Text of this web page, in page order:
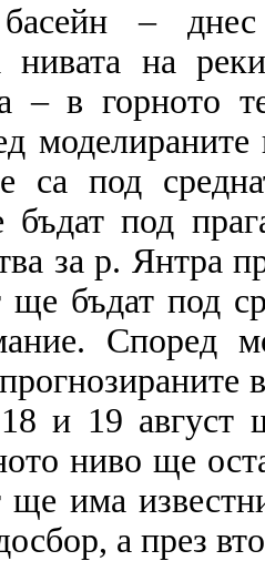
–
нивата на
– в горното
под
бъдат под
за р. Янтра
ще бъдат под
Според
и 19 август
ниво ще
ще има
а през